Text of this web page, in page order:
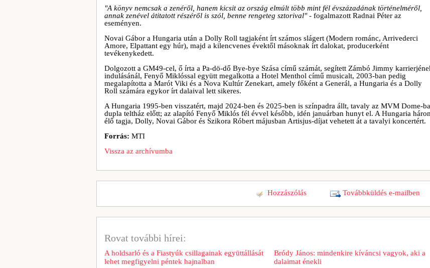
"A könyv nemcsak a zenéről, hanem kicsit az ország elmúlt több mint fél évszázadának történelméről,
annak zenével átitatott részéről is szól, benne rengeteg sztorival"- fogalmazott Radnai Péter az
eseményen.
Novai Gábor a Hungaria után a Dolly Roll tagjaként írt számos slágert (Modern románc, Arrivederci
Amore, Elpattant egy húr), majd a kilencvenes évektől másoknak írt dalokat, producerként
tevékenykedett.
Dolgozott a GM49-cel, ő írta a Pa-dö-dő Bye-bye Szása című számát, segített Zámbó Jimmy
indulásánál, Fenyő Miklóssal együtt megalkotta a Hotel Menthol című musicalt, 2003-ban pedig
megalapította a Marót Viki és a Nova Kultúr Zenekart, amely főként a Generál, a Hungaria és a Dolly
Roll számára egykor írt dalaival lett sikeres.
A Hungaria 1995-ben visszatért, majd 2024-ben és 2025-ben is színpadra állt, tavaly az MVM Dome-
dupla teltház előtt; az alapító Fenyő Miklós fél évvel később, idén januárban hunyt el. A Hungaria
élő tagja, Dolly, Novai Gábor és Szikora Róbert májusban Artisjus-díjat vehetett át a tavalyi koncertért.
Forrás: MTI
Vissza az archívumba
Továbbküldés e-mailben
Hozzászólás
Rovat további hírei:
A holdsarló és a Fiastyúk csillagainak együttállását
lehet megfigyelni péntek hajnalban
Bródy János: mindenkire kíváncsi vagyok, aki a
dalaimat énekli